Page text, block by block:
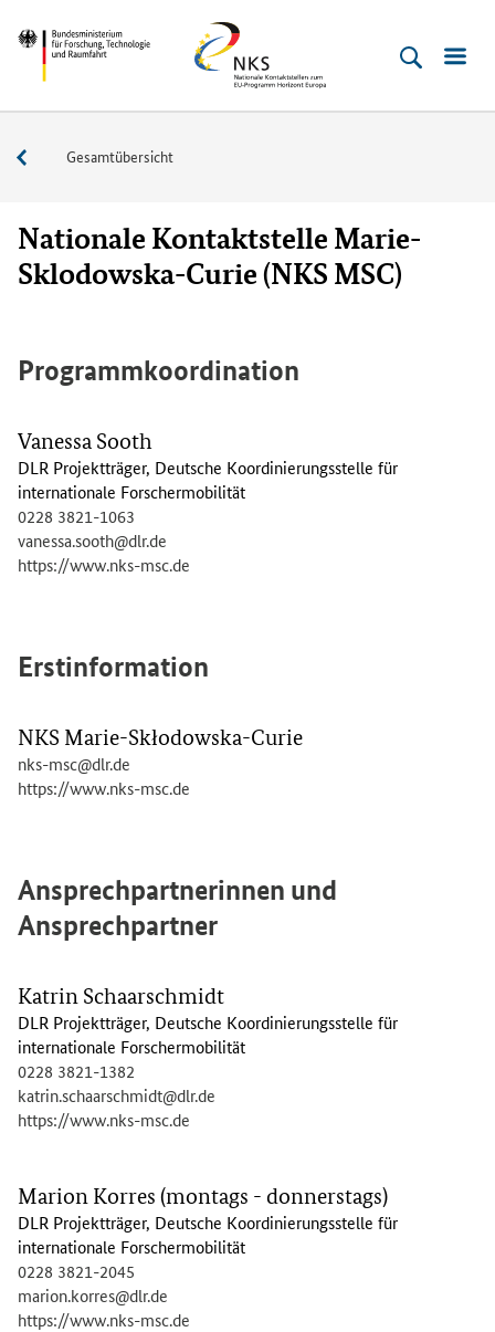
zum
Inhalt
(Eingabetaste)
zum
Hauptmenu
(Eingabetaste)
zur
Suche
(Eingabetaste)
zur
Seitenleiste
(Enter)
zur
Fußleiste
(Enter)
Bundesministerium
Technologie
Raumfahrt
Horizont
Europa
Netzwerk
Kontaktstellen
Gesamtübersicht
Nationale Kontaktstelle Marie-
Sklodowska-Curie (NKS MSC)
Programmkoordination
Vanessa Sooth
DLR Projektträger, Deutsche Koordinierungsstelle für
internationale Forschermobilität
0228 3821-1063
vanessa.sooth@dlr.de
https://www.nks-msc.de
Erstinformation
NKS Marie-Skłodowska-Curie
nks-msc@dlr.de
https://www.nks-msc.de
Ansprechpartnerinnen und
Ansprechpartner
Katrin Schaarschmidt
DLR Projektträger, Deutsche Koordinierungsstelle für
internationale Forschermobilität
0228 3821-1382
katrin.schaarschmidt@dlr.de
https://www.nks-msc.de
Marion Korres (montags - donnerstags)
DLR Projektträger, Deutsche Koordinierungsstelle für
internationale Forschermobilität
0228 3821-2045
marion.korres@dlr.de
https://www.nks-msc.de